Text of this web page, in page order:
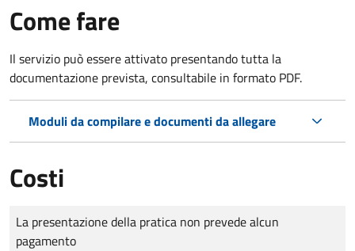
Come fare
Il servizio può essere attivato presentando tutta la
documentazione prevista, consultabile in formato PDF.
Moduli da compilare e documenti da allegare
Costi
Tipo di pagamento
Importo
La presentazione della pratica non prevede alcun
pagamento